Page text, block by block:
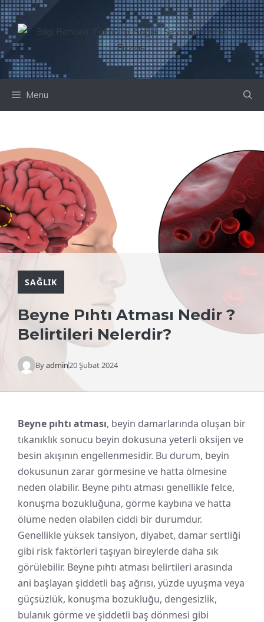
İçeriğe
atla
Menu
SAĞLIK
Beyne Pıhtı Atması Nedir ?
Belirtileri Nelerdir?
Byadmin20 Şubat 2024
Beyne pıhtı atması, beyin damarlarında oluşan bir
tıkanıklık sonucu beyin dokusuna yeterli oksijen ve
besin akışının engellenmesidir. Bu durum, beyin
dokusunun zarar görmesine ve hatta ölmesine
neden olabilir. Beyne pıhtı atması genellikle felce,
konuşma bozukluğuna, görme kaybına ve hatta
ölüme neden olabilen ciddi bir durumdur.
Genellikle yüksek tansiyon, diyabet, damar sertliği
gibi risk faktörleri taşıyan bireylerde daha sık
görülebilir. Beyne pıhtı atması belirtileri arasında
ani başlayan şiddetli baş ağrısı, yüzde uyuşma veya
güçsüzlük, konuşma bozukluğu, dengesizlik,
bulanık görme ve şiddetli baş dönmesi gibi